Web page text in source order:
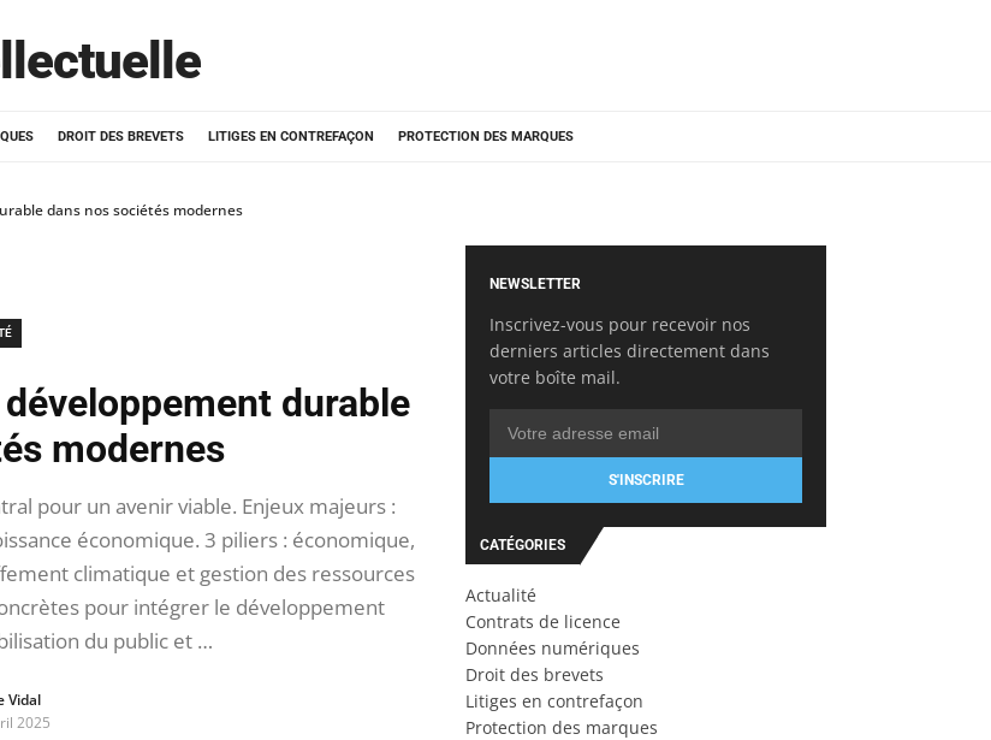
DROIT DES BREVETS LITIGES EN CONTREFAÇON PROTECTION DES MARQUES
dans nos sociétés modernes
durable
modernes
pour un avenir viable. Enjeux majeurs :
économique. 3 piliers : économique,
climatique et gestion des ressources
pour intégrer le développement
du public et …
Vidal
2025
NEWSLETTER
Inscrivez-vous pour recevoir nos
derniers articles directement dans
votre boîte mail.
S'INSCRIRE
CATÉGORIES
Actualité
Contrats de licence
Données numériques
Droit des brevets
Litiges en contrefaçon
Protection des marques